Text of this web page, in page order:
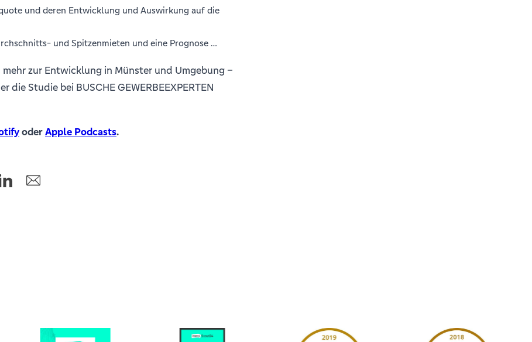
und deren Entwicklung und Auswirkung auf die
und Spitzenmieten und eine Prognose …
zur Entwicklung in Münster und Umgebung –
die Studie bei BUSCHE GEWERBEEXPERTEN
oderApple Podcasts.